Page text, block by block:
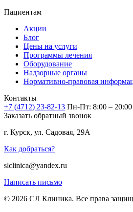
Пациентам
Акции
Блог
Цены на услуги
Программы лечения
Оборудование
Надзорные органы
Нормативно-правовая
Контакты
+7 (4712) 23-82-13 Пн-Пт: 8:00 – 20:00
Заказать обратный звонок
г. Курск, ул. Садовая, 29А
Как добраться?
slclinica@yandex.ru
Написать письмо
© 2026 СЛ Клиника. Все права